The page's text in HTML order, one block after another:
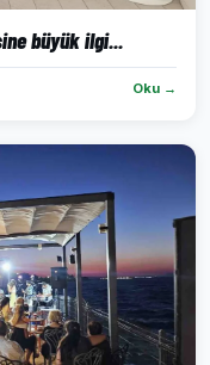
büyük ilgi...
Oku →